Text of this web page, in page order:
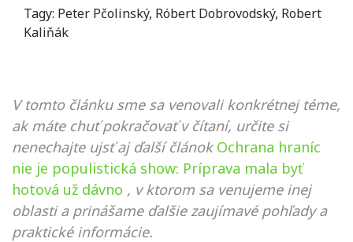
Tagy: Peter Pčolinský, Róbert Dobrovodský, Robert
Kaliňák
V tomto článku sme sa venovali konkrétnej téme,
ak máte chuť pokračovať v čítaní, určite si
nenechajte ujsť aj ďalší článok Ochrana hraníc
nie je populistická show: Príprava mala byť
hotová už dávno , v ktorom sa venujeme inej
oblasti a prinášame ďalšie zaujímavé pohľady a
praktické informácie.